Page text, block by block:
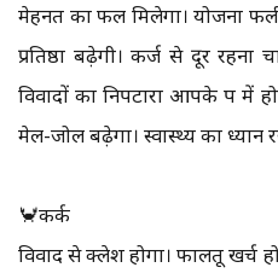
मेहनत का फल मिलेगा। योजना
प्रतिष्ठा बढ़ेगी। कर्ज से दूर रहना
विवादों का निपटारा आपके पक्ष में
मेल-जोल बढ़ेगा। स्वास्थ्य का ध्यान
🦀कर्क
विवाद से क्लेश होगा। फालतू खर्च